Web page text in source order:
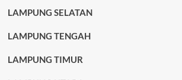
LAMPUNG SELATAN
LAMPUNG TENGAH
LAMPUNG TIMUR